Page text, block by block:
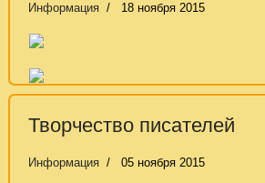
Информация 18 ноября 2015
Творчество писателей
Информация 05 ноября 2015